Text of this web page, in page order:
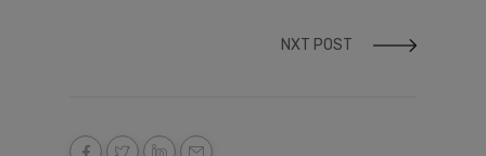
NXT POST